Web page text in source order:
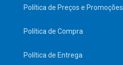
Política de Preços e Promoções
Política de Compra
Política de Entrega